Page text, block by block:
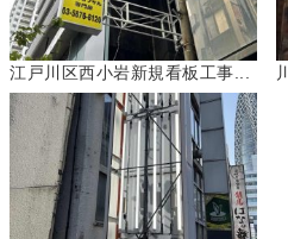
江戸川区西小岩新規看板工事...